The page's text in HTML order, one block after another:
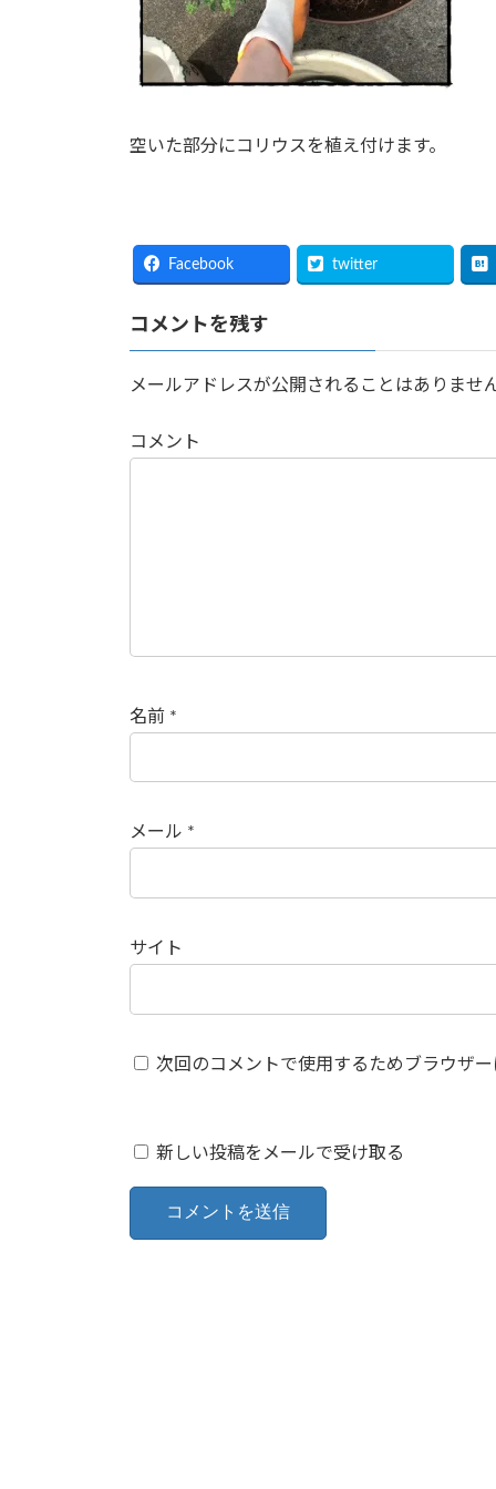
空いた部分にコリウスを植え付けます。
Facebook twitter
コメントを残す
メールアドレスが公開されることはありませ
コメント
名前 *
メール *
サイト
次回のコメントで使用するためブラウザ
新しい投稿をメールで受け取る